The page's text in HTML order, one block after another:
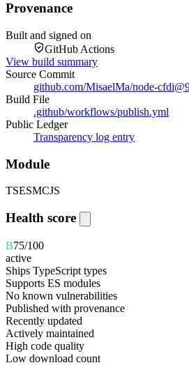
Provenance
Built and signed on
GitHub Actions
View build summary
Source Commit
github.com/MisaelMa/node-cfdi@
Build File
.github/workflows/publish.yml
Public Ledger
Transparency log entry
Module
TSESMCJS
Health score
B75/100
active
Ships TypeScript types
Supports ES modules
No known vulnerabilities
Published with provenance
Recently updated
Actively maintained
High code quality
Low download count